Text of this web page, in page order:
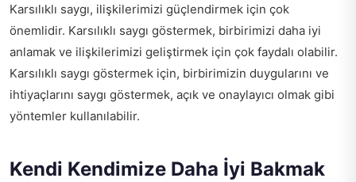
Karsılıklı saygı, ilişkilerimizi güçlendirmek için çok
önemlidir. Karsılıklı saygı göstermek, birbirimizi daha iyi
anlamak ve ilişkilerimizi geliştirmek için çok faydalı olabilir.
Karsılıklı saygı göstermek için, birbirimizin duygularını ve
ihtiyaçlarını saygı göstermek, açık ve onaylayıcı olmak gibi
yöntemler kullanılabilir.
Kendi Kendimize Daha İyi Bakmak